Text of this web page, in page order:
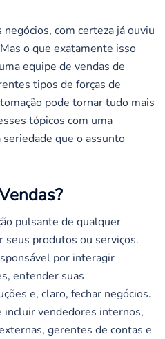
com certeza já ouviu
o que exatamente isso
equipe de vendas de
tipos de forças de
pode tornar tudo mais
tópicos com uma
que o assunto
pulsante de qualquer
seus produtos ou serviços.
por interagir
entender suas
e, claro, fechar negócios.
incluir vendedores internos,
gerentes de contas e